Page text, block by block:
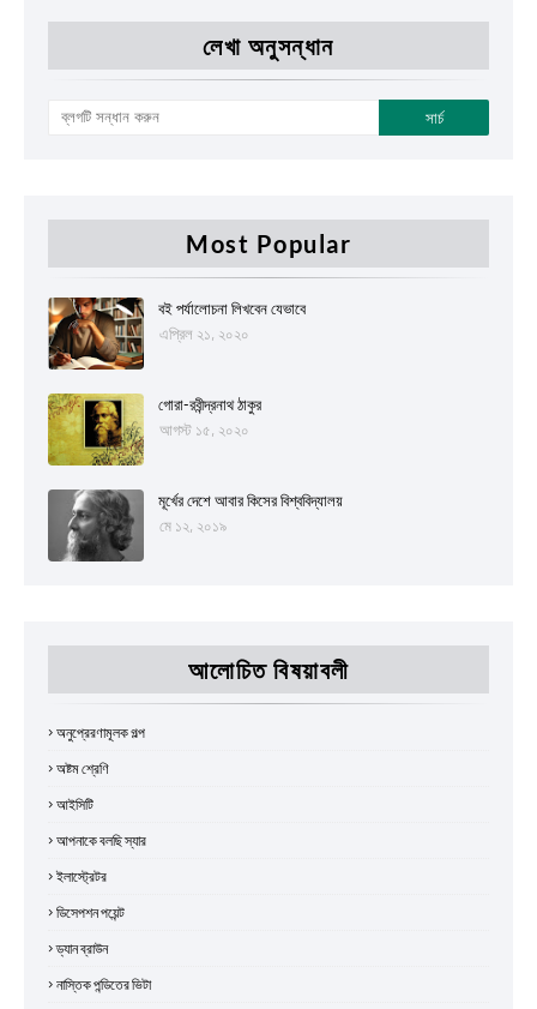
লেখা অনুসন্ধান
Most Popular
বই পর্যালোচনা লিখবেন যেভাবে
এপ্রিল ২১, ২০২০
গোরা-রবীন্দ্রনাথ ঠাকুর
আগস্ট ১৫, ২০২০
মূর্খের দেশে আবার কিসের বিশ্ববিদ্যালয়
মে ১২, ২০১৯
আলোচিত বিষয়াবলী
অনুপ্রেরণামূলক গল্প
অষ্টম শ্রেণি
আইসিটি
আপনাকে বলছি স্যার
ইলাস্ট্রেটর
ডিসেপশন পয়েন্ট
ড্যান ব্রাউন
নাস্তিক পন্ডিতের ভিটা